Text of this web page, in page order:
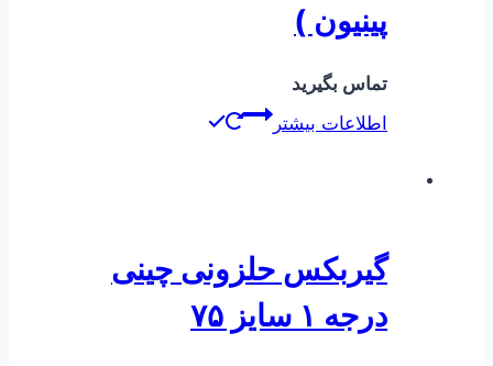
پینیون )
تماس بگیرید
اطلاعات بیشتر
گیربکس حلزونی چینی
درجه ۱ سایز ۷۵